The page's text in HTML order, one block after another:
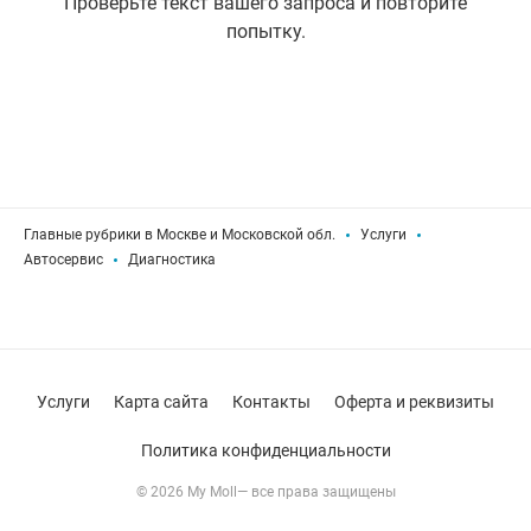
попытку.
Главные рубрики в Москве и Московской обл.
Услуги
Автосервис
Диагностика
© 2026 My Moll— все права защищены
Услуги Карта сайта Контакты Оферта и реквизиты
Политика конфиденциальности